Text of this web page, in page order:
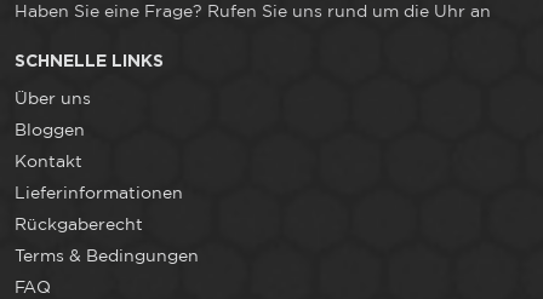
Haben Sie eine Frage? Rufen Sie uns rund um die Uhr an
SCHNELLE LINKS
Über uns
Bloggen
Kontakt
Lieferinformationen
Rückgaberecht
Terms & Bedingungen
FAQ